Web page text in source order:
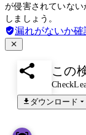
が侵害されていな
しましょう。
漏れがないか確
この
ダウンロード